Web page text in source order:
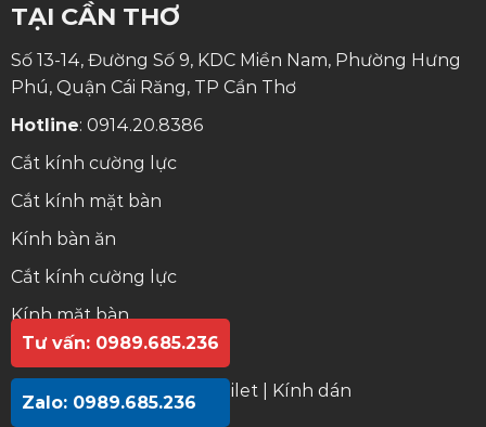
TẠI CẦN THƠ
Số 13-14, Đường Số 9, KDC Miền Nam, Phường Hưng
Phú, Quận Cái Răng, TP Cần Thơ
Hotline: 0914.20.8386
Cắt kính cường lực
Cắt kính mặt bàn
Kính bàn ăn
Cắt kính cường lực
Kính mặt bàn
Kính bàn ăn
Gương lavabo|Gương toilet| Kính dán
Tư vấn: 0989.685.236
Zalo: 0989.685.236